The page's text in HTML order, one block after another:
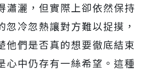
瀟灑，但實際上卻依然保持
忽冷忽熱讓對方難以捉摸，
他們是否真的想要徹底結束
心中仍存有一絲希望。這種